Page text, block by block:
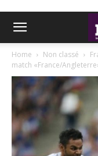
Home Non classé
match «France/